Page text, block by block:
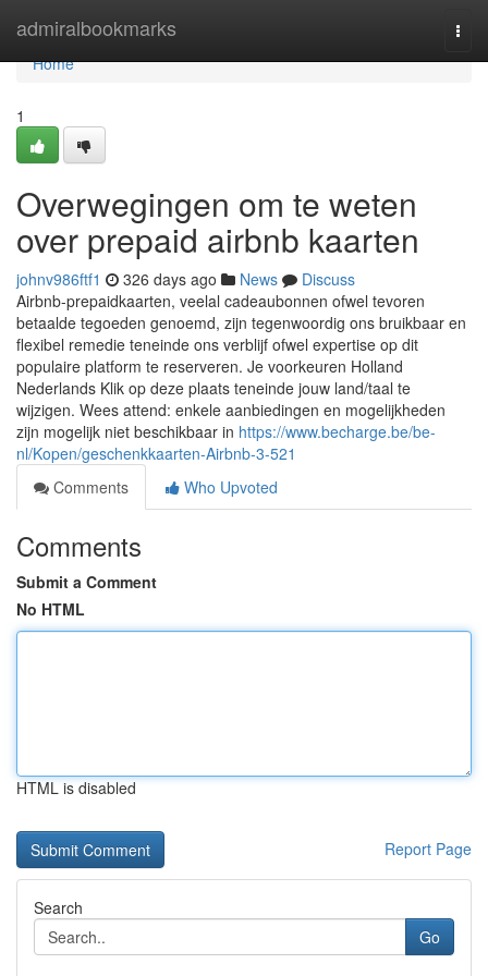
admiralbookmarks
Home
Home
1
Overwegingen om te weten
over prepaid airbnb kaarten
johnv986ftf1 326 days ago News
Discuss
Airbnb-prepaidkaarten, veelal cadeaubonnen ofwel tevoren
betaalde tegoeden genoemd, zijn tegenwoordig ons bruikbaar en
flexibel remedie teneinde ons verblijf ofwel expertise op dit
populaire platform te reserveren. Je voorkeuren Holland
Nederlands Klik op deze plaats teneinde jouw land/taal te
wijzigen. Wees attend: enkele aanbiedingen en mogelijkheden
zijn mogelijk niet beschikbaar in https://www.becharge.be/be-
nl/Kopen/geschenkkaarten-Airbnb-3-521
Comments
Who Upvoted
Comments
Submit a Comment
No HTML
HTML is disabled
Report Page
Search
Go